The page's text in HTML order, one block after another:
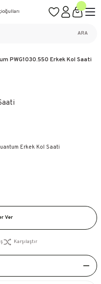
GARANTİSİ
ARA
PWG1030.550 Erkek Kol Saati
Erkek Kol Saati
Ver
Karşılaştır